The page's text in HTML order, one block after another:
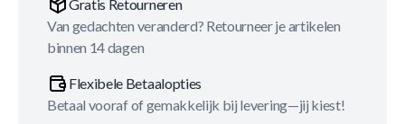
Gratis Retourneren
Van gedachten veranderd? Retourneer je artikelen
binnen 14 dagen
Flexibele Betaalopties
Betaal vooraf of gemakkelijk bij levering—jij kiest!